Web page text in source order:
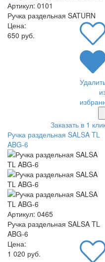
Артикул: 0101
Ручка раздельная SATURN
Цена:
650 руб.
Заказать в 1
Ручка раздельная SALSA TL
ABG-6
Артикул: 0465
Ручка раздельная SALSA TL
ABG-6
Цена:
1 020 руб.